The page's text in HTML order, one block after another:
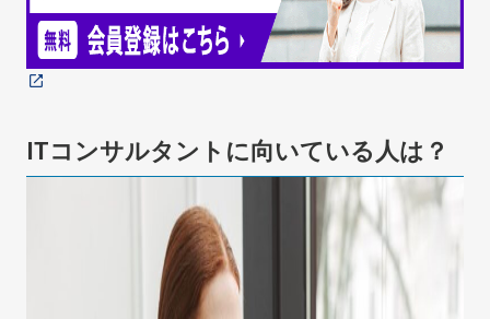
ITコンサルタントに向いている人は？